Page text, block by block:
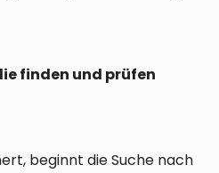
finden und prüfen
beginnt die Suche nach